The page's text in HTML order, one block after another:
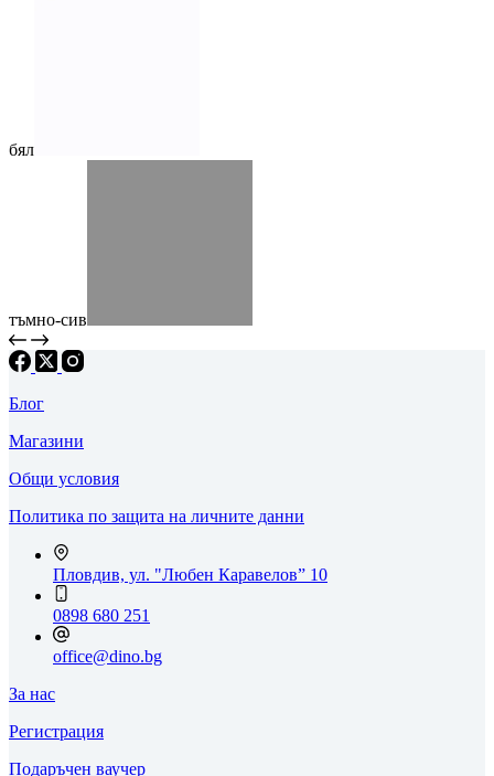
бял
тъмно-сив
Блог
Магазини
Общи условия
Политика по защита на личните данни
Пловдив, ул. "Любен Каравелов” 10
0898 680 251
office@dino.bg
За нас
Регистрация
Подаръчен ваучер